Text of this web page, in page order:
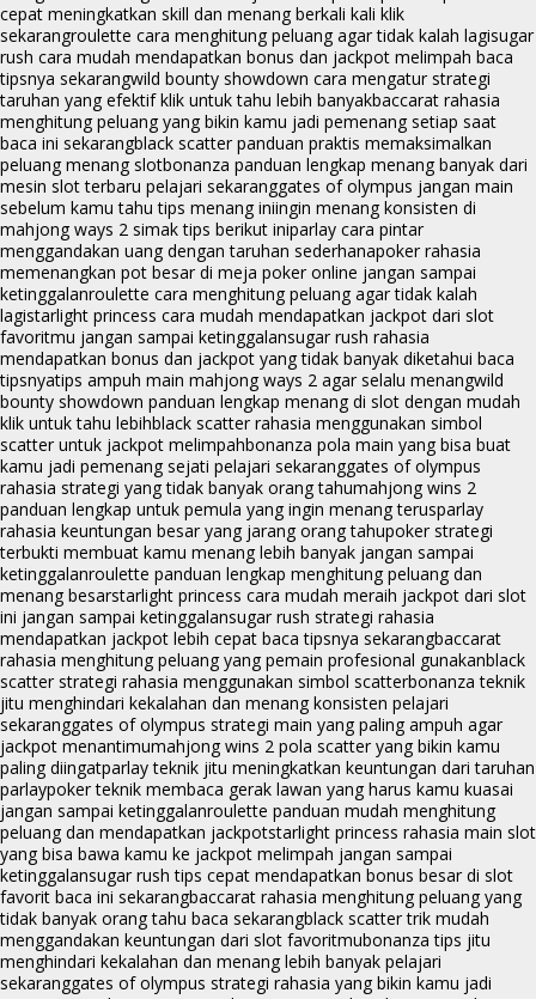
cepat meningkatkan skill dan menang berkali kali klik
sekarangroulette cara menghitung peluang agar tidak kalah lagisugar
rush cara mudah mendapatkan bonus dan jackpot melimpah baca
tipsnya sekarangwild bounty showdown cara mengatur strategi
taruhan yang efektif klik untuk tahu lebih banyakbaccarat rahasia
menghitung peluang yang bikin kamu jadi pemenang setiap saat
baca ini sekarangblack scatter panduan praktis memaksimalkan
peluang menang slotbonanza panduan lengkap menang banyak dari
mesin slot terbaru pelajari sekaranggates of olympus jangan main
sebelum kamu tahu tips menang iniingin menang konsisten di
mahjong ways 2 simak tips berikut iniparlay cara pintar
menggandakan uang dengan taruhan sederhanapoker rahasia
memenangkan pot besar di meja poker online jangan sampai
ketinggalanroulette cara menghitung peluang agar tidak kalah
lagistarlight princess cara mudah mendapatkan jackpot dari slot
favoritmu jangan sampai ketinggalansugar rush rahasia
mendapatkan bonus dan jackpot yang tidak banyak diketahui baca
tipsnyatips ampuh main mahjong ways 2 agar selalu menangwild
bounty showdown panduan lengkap menang di slot dengan mudah
klik untuk tahu lebihblack scatter rahasia menggunakan simbol
scatter untuk jackpot melimpahbonanza pola main yang bisa buat
kamu jadi pemenang sejati pelajari sekaranggates of olympus
rahasia strategi yang tidak banyak orang tahumahjong wins 2
panduan lengkap untuk pemula yang ingin menang terusparlay
rahasia keuntungan besar yang jarang orang tahupoker strategi
terbukti membuat kamu menang lebih banyak jangan sampai
ketinggalanroulette panduan lengkap menghitung peluang dan
menang besarstarlight princess cara mudah meraih jackpot dari slot
ini jangan sampai ketinggalansugar rush strategi rahasia
mendapatkan jackpot lebih cepat baca tipsnya sekarangbaccarat
rahasia menghitung peluang yang pemain profesional gunakanblack
scatter strategi rahasia menggunakan simbol scatterbonanza teknik
jitu menghindari kekalahan dan menang konsisten pelajari
sekaranggates of olympus strategi main yang paling ampuh agar
jackpot menantimumahjong wins 2 pola scatter yang bikin kamu
paling diingatparlay teknik jitu meningkatkan keuntungan dari taruhan
parlaypoker teknik membaca gerak lawan yang harus kamu kuasai
jangan sampai ketinggalanroulette panduan mudah menghitung
peluang dan mendapatkan jackpotstarlight princess rahasia main slot
yang bisa bawa kamu ke jackpot melimpah jangan sampai
ketinggalansugar rush tips cepat mendapatkan bonus besar di slot
favorit baca ini sekarangbaccarat rahasia menghitung peluang yang
tidak banyak orang tahu baca sekarangblack scatter trik mudah
menggandakan keuntungan dari slot favoritmubonanza tips jitu
menghindari kekalahan dan menang lebih banyak pelajari
sekaranggates of olympus strategi rahasia yang bikin kamu jadi